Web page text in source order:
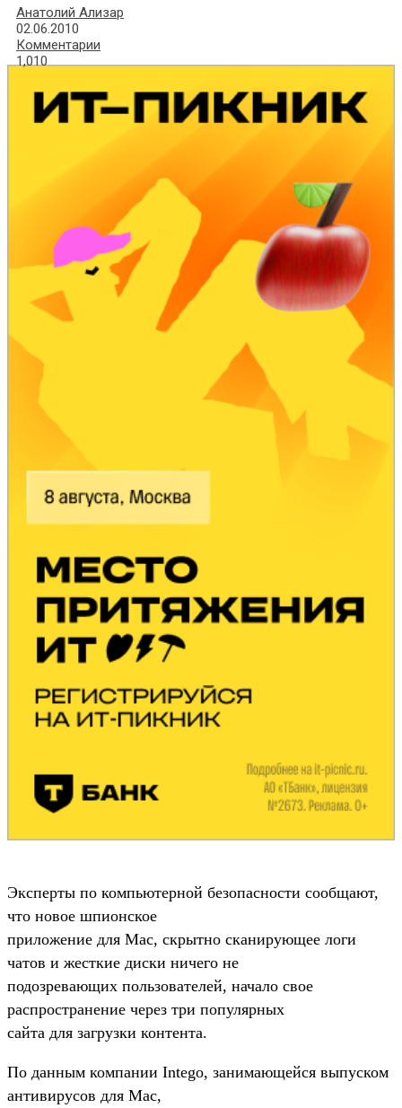
Анатолий Ализар
02.06.2010
Комментарии
1,010
Эксперты по компьютерной безопасности сообщают,
что новое шпионское
приложение для Mac, скрытно сканирующее логи
чатов и жесткие диски ничего не
подозревающих пользователей, начало свое
распространение через три популярных
сайта для загрузки контента.
По данным компании Intego, занимающейся выпуском
антивирусов для Mac,